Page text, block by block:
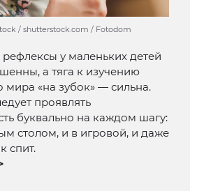
/ shutterstock.com / Fotodom
рефлексы у маленьких детей
а тяга к изучению
«на зубок» — сильна.
проявлять
буквально на каждом шагу:
столом, и в игровой, и даже
спит.